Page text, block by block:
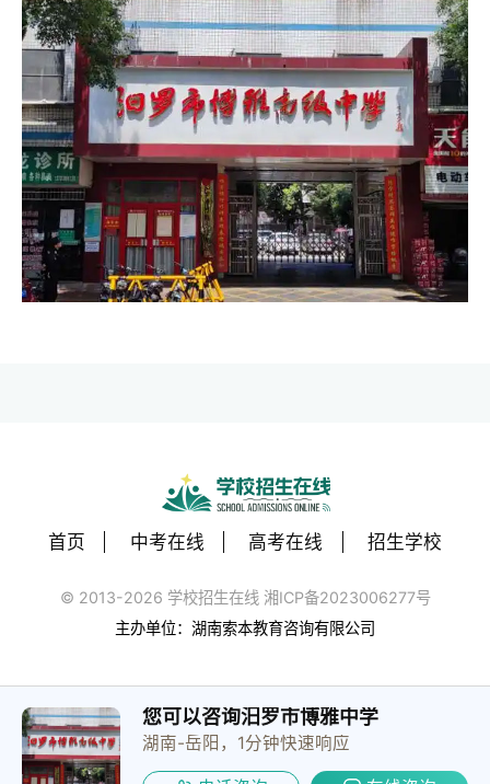
首页 中考在线 高考在线 招生学校
© 2013-2026 学校招生在线 湘ICP备2023006277号
主办单位：湖南索本教育咨询有限公司
您可以咨询汨罗市博雅中学
湖南-岳阳，1分钟快速响应